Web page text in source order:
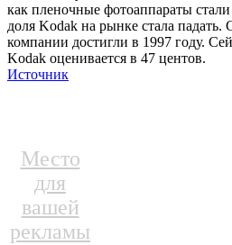
как пленочные фотоаппараты
доля Kodak на рынке стала
компании достигли в 1997 году.
Kodak оценивается в 47 центов.
Источник
Место
для
вашей
рекламы